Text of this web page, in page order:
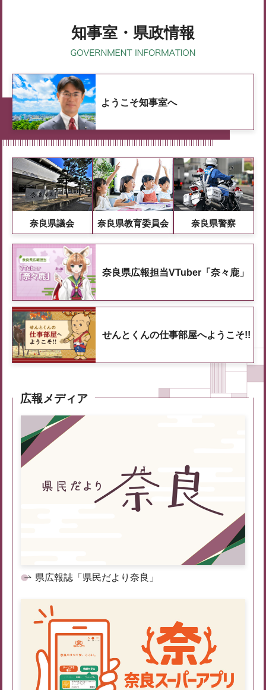
知事室・県政情報
ようこそ知事室へ
奈良県議会 奈良県教育委員会 奈良県警察
奈良県広報担当VTuber「奈々鹿」
せんとくんの仕事部屋へようこそ!!
広報メディア
県広報誌「県民だより奈良」